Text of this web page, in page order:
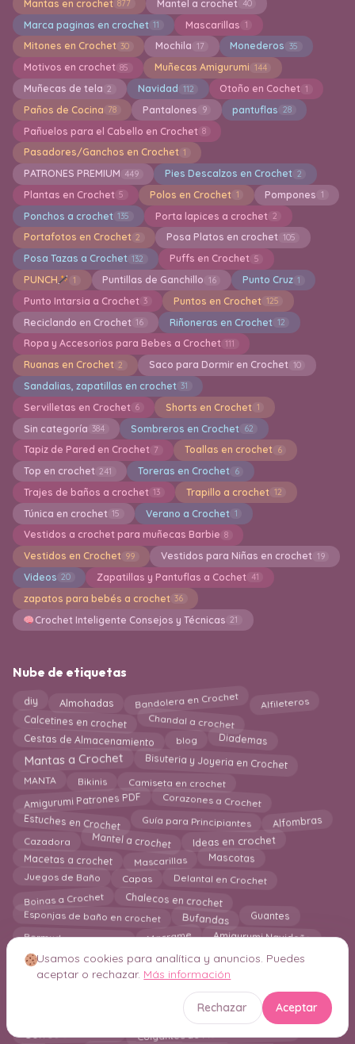
Mantas en crochet 877 Mantel a crochet 40
Marca paginas en crochet 11 Mascarillas 1
Mitones en Crochet 30 Mochila 17 Monederos 35
Motivos en crochet 85 Muñecas Amigurumi 144
Muñecas de tela 2 Navidad 112 Otoño en Cochet 1
Paños de Cocina 78 Pantalones 9 pantuflas 28
Pañuelos para el Cabello en Crochet 8
Pasadores/Ganchos en Crochet 1
PATRONES PREMIUM 449 Pies Descalzos en Crochet 2
Plantas en Crochet 5 Polos en Crochet 1 Pompones 1
Ponchos a crochet 135 Porta lapices a crochet 2
Portafotos en Crochet 2 Posa Platos en crochet 105
Posa Tazas a Crochet 132 Puffs en Crochet 5
PUNCH 1 Puntillas de Ganchillo 16 Punto Cruz 1
Punto Intarsia a Crochet 3 Puntos en Crochet 125
Reciclando en Crochet 16 Riñoneras en Crochet 12
Ropa y Accesorios para Bebes a Crochet 111
Ruanas en Crochet 2 Saco para Dormir en Crochet 10
Sandalias, zapatillas en crochet 31
Servilletas en Crochet 6 Shorts en Crochet 1
Sin categoría 384 Sombreros en Crochet 62
Tapiz de Pared en Crochet 7 Toallas en crochet 6
Top en crochet 241 Toreras en Crochet 6
Trajes de baños a crochet 13 Trapillo a crochet 12
Túnica en crochet 15 Verano a Crochet 1
Vestidos a crochet para muñecas Barbie 8
Vestidos en Crochet 99 Vestidos para Niñas en crochet 19
Videos 20 Zapatillas y Pantuflas a Cochet 41
zapatos para bebés a crochet 36
Crochet Inteligente Consejos y Técnicas 21
Nube de etiquetas
diy Almohadas Bandolera en Crochet Alfileteros
Calcetines en crochet Chandal a crochet
Cestas de Almacenamiento blog Diademas
Mantas a Crochet Bisuteria y Joyeria en Crochet
MANTA Bikinis Camiseta en crochet
Amigurumi Patrones PDF Corazones a Crochet
Estuches en Crochet Guía para Principiantes Alfombras
Cazadora Mantel a crochet Ideas en crochet
Macetas a crochet Mascarillas Mascotas
Juegos de Baño Capas Delantal en Crochet
Boinas a Crochet Chalecos en crochet
Esponjas de baño en crochet Bufandas Guantes
Bermudas en crochet Macrame Amigurumi Navideño
Flores en crochet bolso Colgantes de Pared en Crochet
Decoración en Crochet Fundas para Tazas
Lazos en Crochet
Marcos Decorativos en Crochet
Gorros en crochet Colgantes de Plantas en Crochet
Usamos cookies para analítica y anuncios. Puedes
aceptar o rechazar. Más información
Rechazar Aceptar